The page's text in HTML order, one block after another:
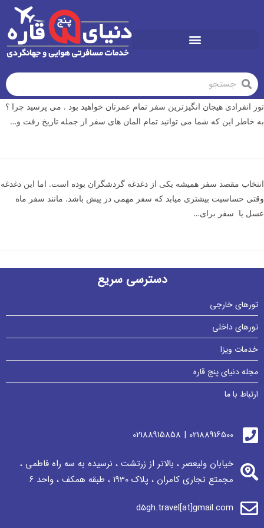
تور انفرادی هیجان انگیزترین سفر تمام عمرتان خواهید بود . می پرسید چرا ؟
به خاطر این که شما می توانید تمام المان های سفر از جمله تاریخ رفت و…
انتخاب مقصد سفر همیشه یکی از دغدغه گردشگران بوده است. اما این دغدغه
وقتی حساسیت بیشتری میابد که سفر مهمی در پیش باشد. مانند سفر ماه
عسل یا سفر برای…
دسترسی سریع
تورهای خارجی
تورهای داخلی
خدمات ویزا
مجله دنیای پنج قاره
ارتباط با ما
02188916500 | 02188915858
خیابان ولیعصر ، بالاتر از زرتشت ، نرسيده به سه راه فاطمی ،
مجمتع تجاری كامران ، پلاک 1930 ، طبقه همکف ، واحد ٦
d5gh.travel[at]gmail.com